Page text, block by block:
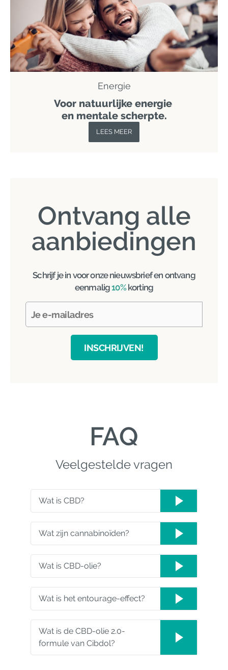
Energie
Voor natuurlijke energie
en mentale scherpte.
LEES MEER
Ontvang alle
aanbiedingen
Schrijf je in voor onze nieuwsbrief en ontvang
eenmalig10%korting
INSCHRIJVEN!
FAQ
Veelgestelde vragen
Wat is CBD?
Wat zijn cannabinoïden?
Wat is CBD-olie?
Wat is het entourage-effect?
Wat is de CBD-olie 2.0-
formule van Cibdol?